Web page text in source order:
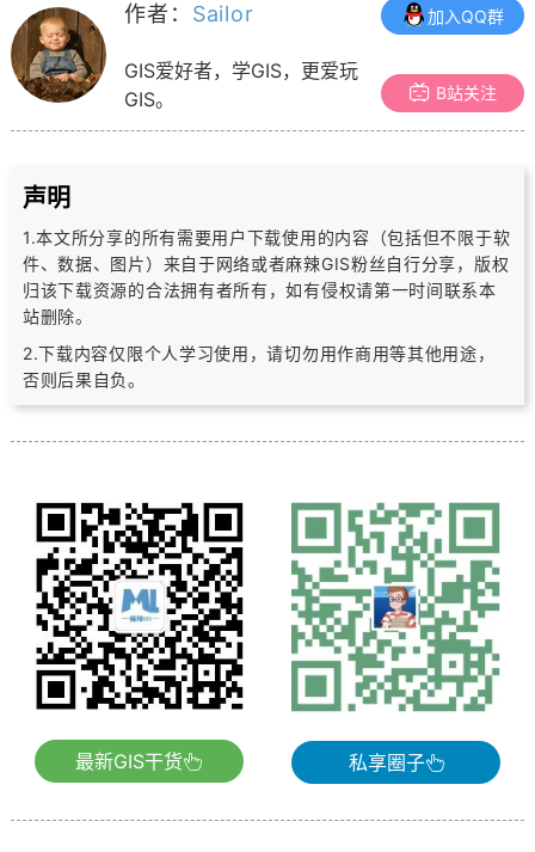
作者： Sailor
GIS爱好者，学GIS，更爱玩
GIS。
加入QQ群
B站关注
声明
1.本文所分享的所有需要用户下载使用的内容（包括但不限于软
件、数据、图片） 来自于网络或者麻辣GIS粉丝自行分享，版权
归该下载资源的合法拥有者所有，如有侵权请第一时间联系本
站删除。
2.下载内容仅限个人学习使用，请切勿用作商用等其他用途，
否则后果自负。
最新GIS干货 私享圈子